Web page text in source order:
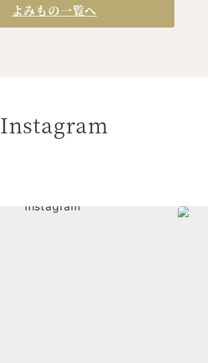
よみもの一覧へ
Instagram